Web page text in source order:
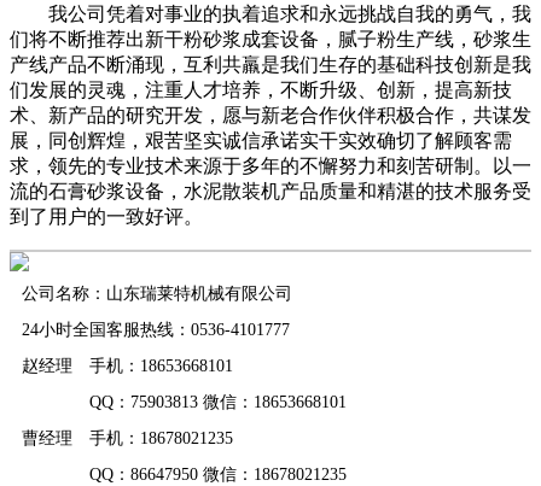
我公司凭着对事业的执着追求和永远挑战自我的勇气，我
们将不断推荐出新干粉砂浆成套设备，腻子粉生产线，砂浆生
产线产品不断涌现，互利共羸是我们生存的基础科技创新是我
们发展的灵魂，注重人才培养，不断升级、创新，提高新技
术、新产品的研究开发，愿与新老合作伙伴积极合作，共谋发
展，同创辉煌，艰苦坚实诚信承诺实干实效确切了解顾客需
求，领先的专业技术来源于多年的不懈努力和刻苦研制。以一
流的石膏砂浆设备，水泥散装机产品质量和精湛的技术服务受
到了用户的一致好评。
公司名称：山东瑞莱特机械有限公司
24小时全国客服热线：0536-4101777
赵经理 手机：18653668101
QQ：75903813 微信：18653668101
曹经理 手机：18678021235
QQ：86647950 微信：18678021235